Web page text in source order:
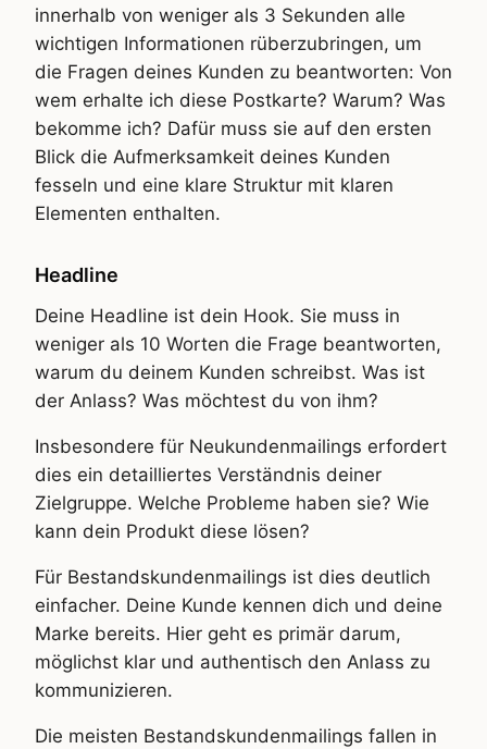
innerhalb von weniger als 3 Sekunden alle
wichtigen Informationen rüberzubringen, um
die Fragen deines Kunden zu beantworten: Von
wem erhalte ich diese Postkarte? Warum? Was
bekomme ich? Dafür muss sie auf den ersten
Blick die Aufmerksamkeit deines Kunden
fesseln und eine klare Struktur mit klaren
Elementen enthalten.
Headline
Deine Headline ist dein Hook. Sie muss in
weniger als 10 Worten die Frage beantworten,
warum du deinem Kunden schreibst. Was ist
der Anlass? Was möchtest du von ihm?
Insbesondere für Neukundenmailings erfordert
dies ein detailliertes Verständnis deiner
Zielgruppe. Welche Probleme haben sie? Wie
kann dein Produkt diese lösen?
Für Bestandskundenmailings ist dies deutlich
einfacher. Deine Kunde kennen dich und deine
Marke bereits. Hier geht es primär darum,
möglichst klar und authentisch den Anlass zu
kommunizieren.
Die meisten Bestandskundenmailings fallen in